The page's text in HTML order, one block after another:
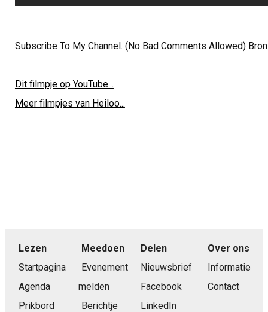
Subscribe To My Channel. (No Bad Comments Allowed)
Dit filmpje op YouTube...
Meer filmpjes van Heiloo...
Lezen
Startpagina
Agenda
Prikbord
Meedoen
Evenement
melden
Berichtje
Delen
Nieuwsbrief
Facebook
LinkedIn
Over ons
Informatie
Contact